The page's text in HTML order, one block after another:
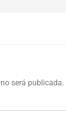
será publicada.